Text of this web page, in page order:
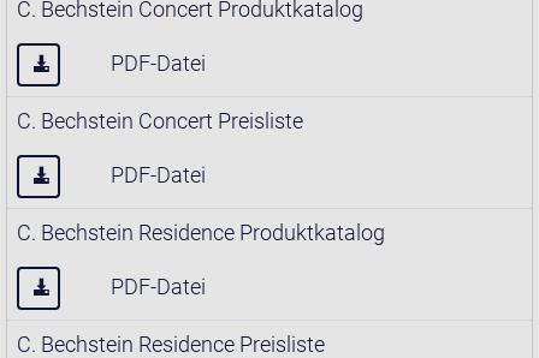
C. Bechstein Concert Produktkatalog
PDF-Datei
C. Bechstein Concert Preisliste
PDF-Datei
C. Bechstein Residence Produktkatalog
PDF-Datei
C. Bechstein Residence Preisliste